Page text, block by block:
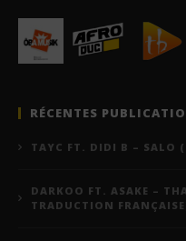
RÉCENTES
TAYC FT. DIDI B – SALO
DARKOO FT. ASAKE –
TRADUCTION